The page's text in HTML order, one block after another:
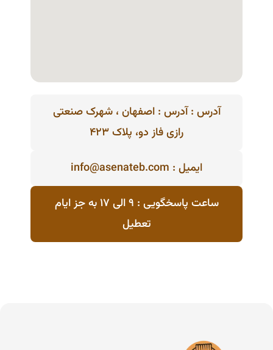
آدرس : آدرس : اصفهان ، شهرک صنعتی
رازی فاز دو، پلاک ۴۲۳
ایمیل : info@asenateb.com
ساعت پاسخگویی : ۹ الی ۱۷ به جز ایام
تعطیل